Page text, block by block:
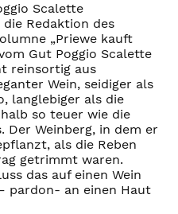
Scalette
Redaktion des
„Priewe kauft
Gut Poggio Scalette
reinsortig aus
Wein, seidiger als
langlebiger als die
so teuer wie die
Der Weinberg, in dem er
als die Reben
getrimmt waren.
das auf einen Wein
pardon- an einen Haut